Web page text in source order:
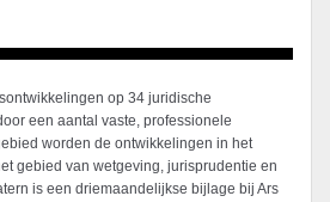
op 34 juridische
een aantal vaste, professionele
worden de ontwikkelingen in het
gebied van wetgeving, jurisprudentie en
is een driemaandelijkse bijlage bij Ars